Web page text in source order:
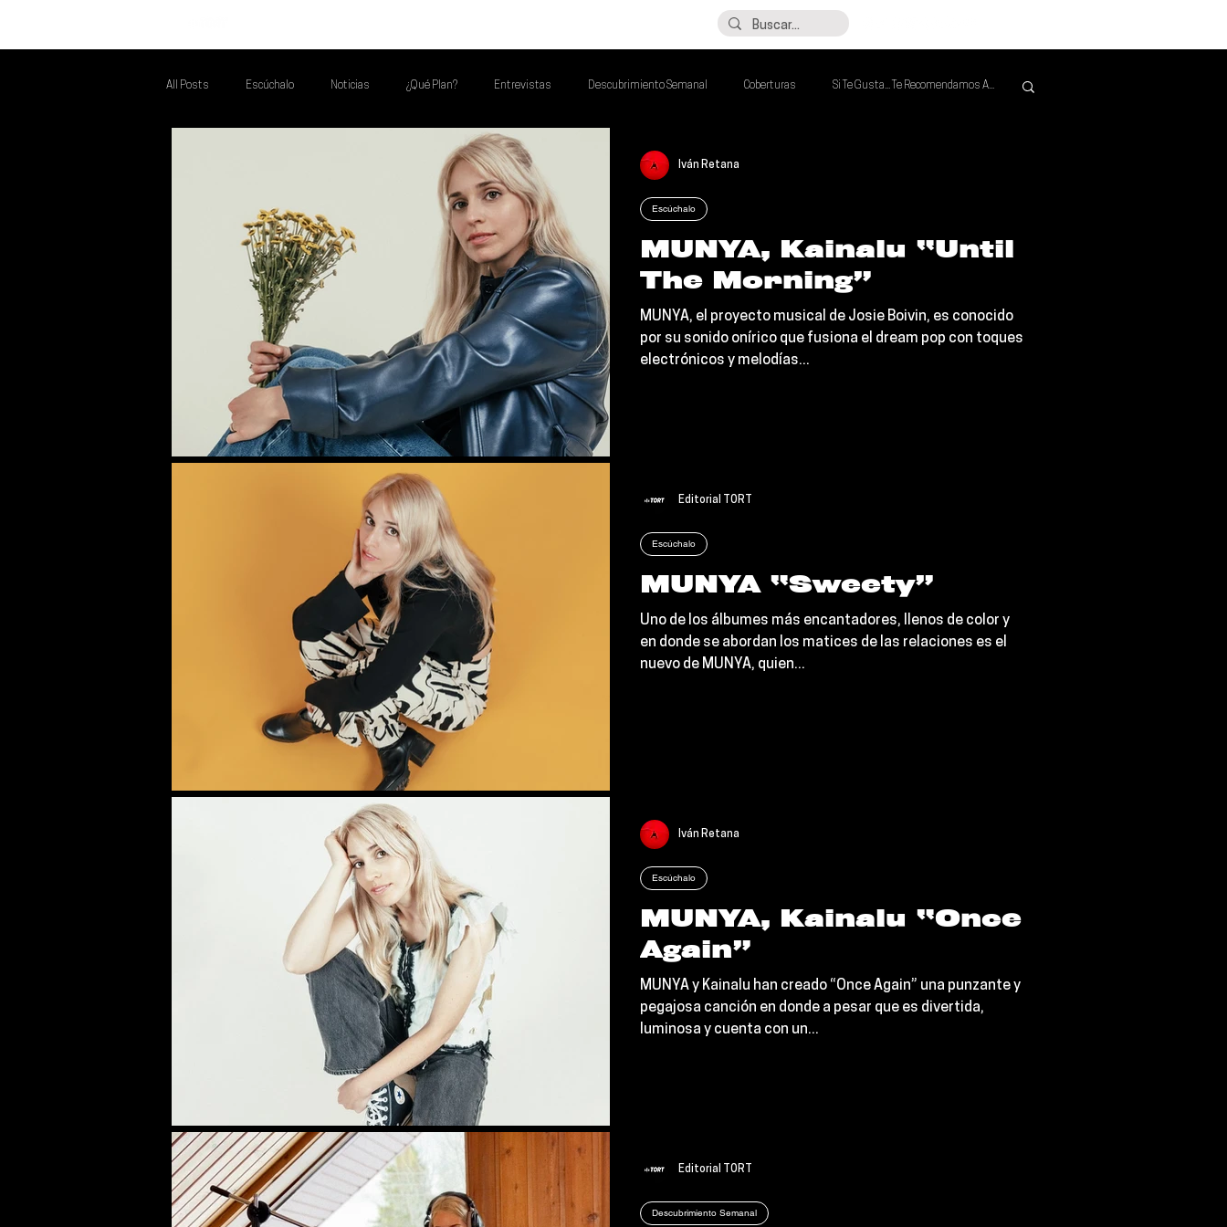
All Posts Escúchalo Noticias ¿Qué Plan? Entrevistas Descubrimiento Semanal Coberturas Si Te Gusta... Te Recomendamos A...
Flash Round Imperdibles de la Semana Poder Latino Que Descubrir
Talento Mexa Semanal Álbumes de la Semana
MUNYA, Kainalu “Until
The Morning”
MUNYA, el proyecto musical de Josie Boivin, es conocido
por su sonido onírico que fusiona el dream pop con toques
electrónicos y melodías...
Escúchalo
Iván Retana
MUNYA “Sweety”
Uno de los álbumes más encantadores, llenos de color y
en donde se abordan los matices de las relaciones es el
nuevo de MUNYA, quien...
Escúchalo
Editorial TORT
MUNYA, Kainalu “Once
Again”
MUNYA y Kainalu han creado “Once Again” una punzante y
pegajosa canción en donde a pesar que es divertida,
luminosa y cuenta con un...
Escúchalo
Iván Retana
Descubrimiento Semanal
Editorial TORT